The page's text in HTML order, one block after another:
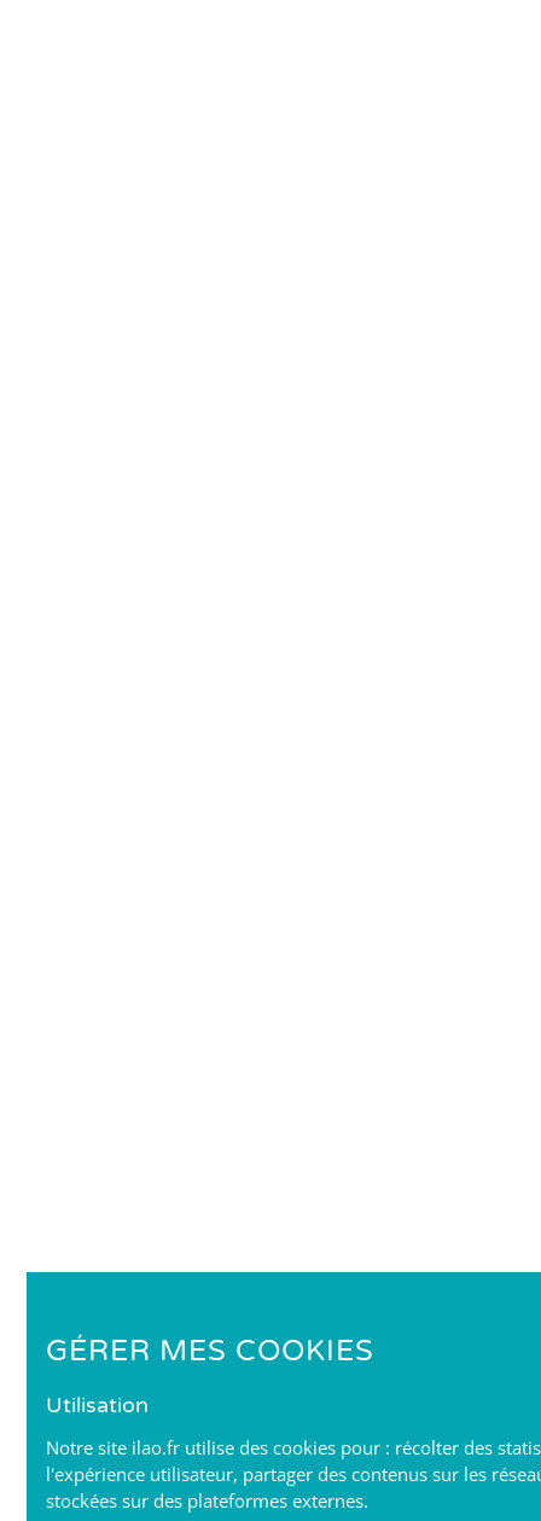
GÉRER MES COOKIES
Utilisation
Notre site ilao.fr utilise des cookies pour : récolter des
l'expérience utilisateur, partager des contenus sur les
stockées sur des plateformes externes.